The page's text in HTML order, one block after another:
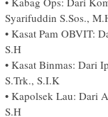
Syarifuddin S.Sos.,
• ​Kasat Pam OBVIT:
S.H
• ​Kasat Binmas: Dari
S.Trk., S.I.K
• ​Kapolsek Lau: Dari
S.H